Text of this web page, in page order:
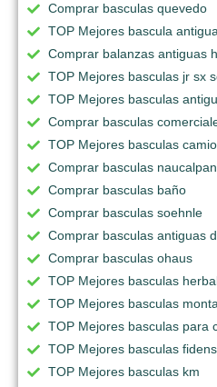
Comprar basculas quevedo
TOP Mejores bascula
Comprar balanzas antiguas
TOP Mejores basculas jr sx
TOP Mejores basculas
Comprar basculas
TOP Mejores basculas
Comprar basculas naucalpan
Comprar basculas baño
Comprar basculas soehnle
Comprar basculas antiguas
Comprar basculas ohaus
TOP Mejores basculas
TOP Mejores basculas
TOP Mejores basculas para
TOP Mejores basculas fidens
TOP Mejores basculas km